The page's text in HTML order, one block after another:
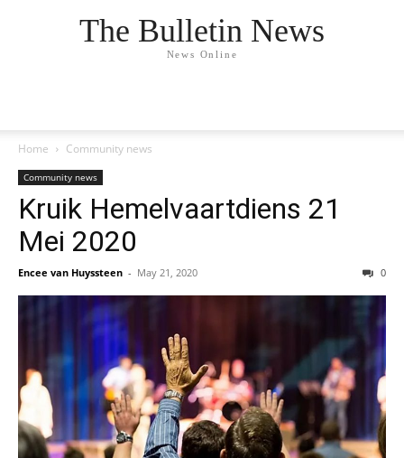
The Bulletin News
News Online
Home Community news
Community news
Kruik Hemelvaartdiens 21
Mei 2020
Encee van Huyssteen - May 21, 2020 0